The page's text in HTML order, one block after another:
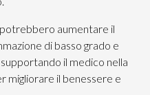
aumentare il
di basso grado e
il medico nella
migliorare il benessere e